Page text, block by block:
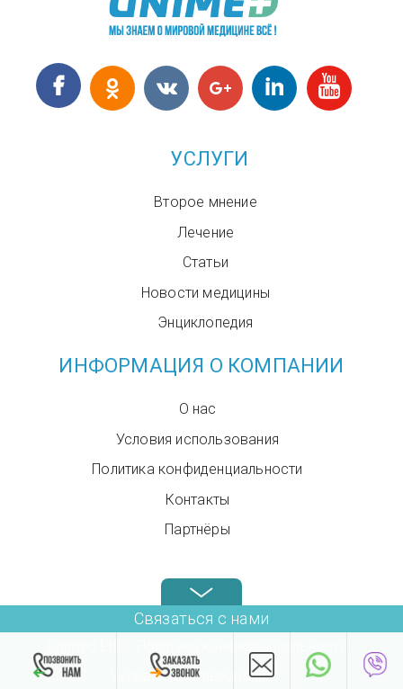
УСЛУГИ
Второе мнение
Лечение
Статьи
Новости медицины
Энциклопедия
ИНФОРМАЦИЯ О КОМПАНИИ
О нас
Условия использования
Политика конфиденциальности
Контакты
Партнёры
Звоните нам в любое время: +972.4.6899580
Условия использования
Связаться с нами